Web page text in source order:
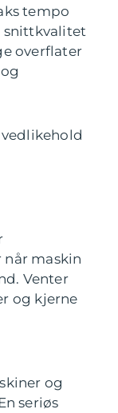
tempo
snittkvalitet
overflater
maskin
Venter
og kjerne
og
seriøs